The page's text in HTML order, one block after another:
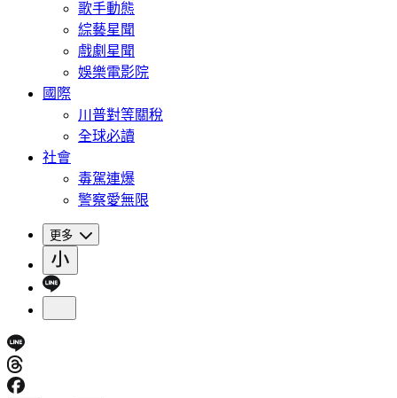
歌手動態
綜藝星聞
戲劇星聞
娛樂電影院
國際
川普對等關稅
全球必讀
社會
毒駕連爆
警察愛無限
更多